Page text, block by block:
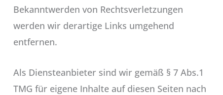
Bekanntwerden von Rechtsverletzungen
werden wir derartige Links umgehend
entfernen.
Als Diensteanbieter sind wir gemäß § 7 Abs.1
TMG für eigene Inhalte auf diesen Seiten nach